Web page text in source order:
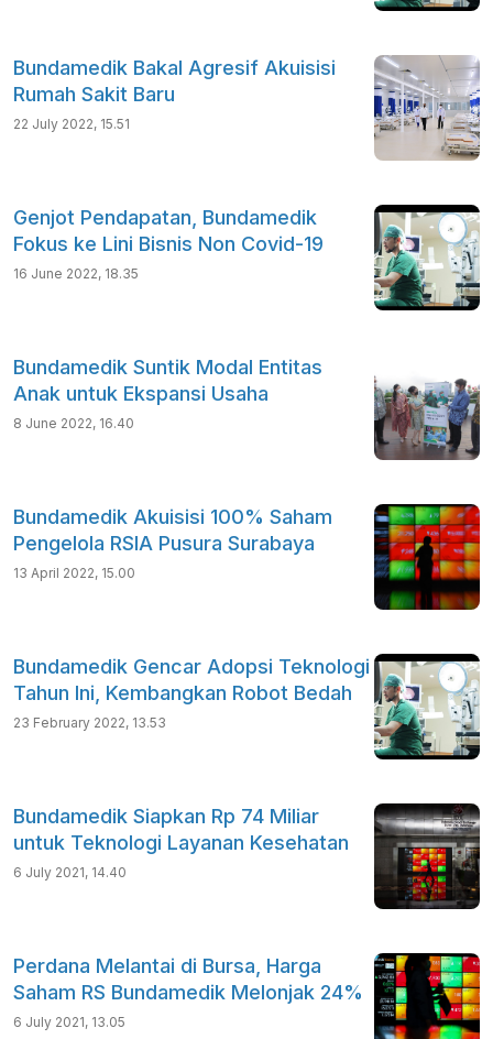
Bundamedik Bakal Agresif Akuisisi
Rumah Sakit Baru
22 July 2022, 15.51
Genjot Pendapatan, Bundamedik
Fokus ke Lini Bisnis Non Covid-19
16 June 2022, 18.35
Bundamedik Suntik Modal Entitas
Anak untuk Ekspansi Usaha
8 June 2022, 16.40
Bundamedik Akuisisi 100% Saham
Pengelola RSIA Pusura Surabaya
13 April 2022, 15.00
Bundamedik Gencar Adopsi Teknologi
Tahun Ini, Kembangkan Robot Bedah
23 February 2022, 13.53
Bundamedik Siapkan Rp 74 Miliar
untuk Teknologi Layanan Kesehatan
6 July 2021, 14.40
Perdana Melantai di Bursa, Harga
Saham RS Bundamedik Melonjak 24%
6 July 2021, 13.05